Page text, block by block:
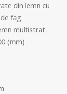
din lemn cu
fag.
multistrat .
(mm)